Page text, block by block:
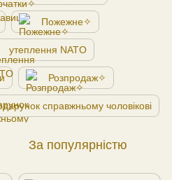
Пожежне✧
утеплення NATO
Розпродаж✧
справжньому чоловікові
За популярністю